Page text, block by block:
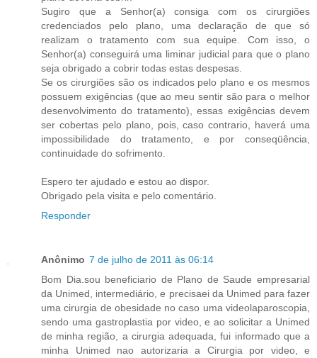
Sugiro que a Senhor(a) consiga com os cirurgiões
credenciados pelo plano, uma declaração de que só
realizam o tratamento com sua equipe. Com isso, o
Senhor(a) conseguirá uma liminar judicial para que o plano
seja obrigado a cobrir todas estas despesas.
Se os cirurgiões são os indicados pelo plano e os mesmos
possuem exigências (que ao meu sentir são para o melhor
desenvolvimento do tratamento), essas exigências devem
ser cobertas pelo plano, pois, caso contrario, haverá uma
impossibilidade do tratamento, e por conseqüência,
continuidade do sofrimento.
Espero ter ajudado e estou ao dispor.
Obrigado pela visita e pelo comentário.
Responder
Anônimo 7 de julho de 2011 às 06:14
Bom Dia.sou beneficiario de Plano de Saude empresarial
da Unimed, intermediário, e precisaei da Unimed para fazer
uma cirurgia de obesidade no caso uma videolaparoscopia,
sendo uma gastroplastia por video, e ao solicitar a Unimed
de minha região, a cirurgia adequada, fui informado que a
minha Unimed nao autorizaria a Cirurgia por video, e